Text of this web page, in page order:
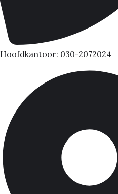
Hoofdkantoor: 030-2072024